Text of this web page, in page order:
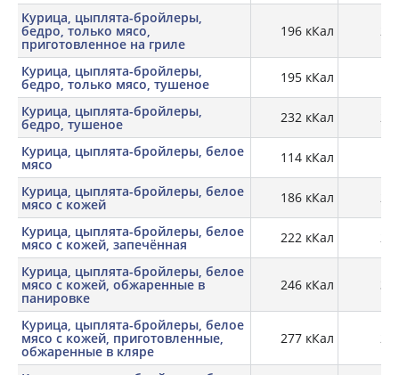
Курица, цыплята-бройлеры,
бедро, только мясо,
приготовленное на гриле
196 кКал
Курица, цыплята-бройлеры,
бедро, только мясо, тушеное 195 кКал
Курица, цыплята-бройлеры,
бедро, тушеное 232 кКал
Курица, цыплята-бройлеры, белое
мясо 114 кКал
Курица, цыплята-бройлеры, белое
мясо с кожей 186 кКал
Курица, цыплята-бройлеры, белое
мясо с кожей, запечённая 222 кКал
Курица, цыплята-бройлеры, белое
мясо с кожей, обжаренные в
панировке
246 кКал
Курица, цыплята-бройлеры, белое
мясо с кожей, приготовленные,
обжаренные в кляре
277 кКал